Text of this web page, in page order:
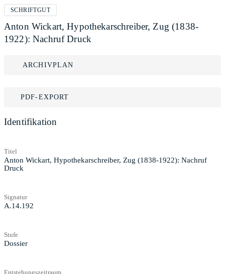
SCHRIFTGUT
Anton Wickart, Hypothekarschreiber, Zug (1838-
1922): Nachruf Druck
ARCHIVPLAN
PDF-EXPORT
Identifikation
Titel
Anton Wickart, Hypothekarschreiber, Zug (1838-1922): Nachruf
Druck
Signatur
A.14.192
Stufe
Dossier
Entstehungszeitraum